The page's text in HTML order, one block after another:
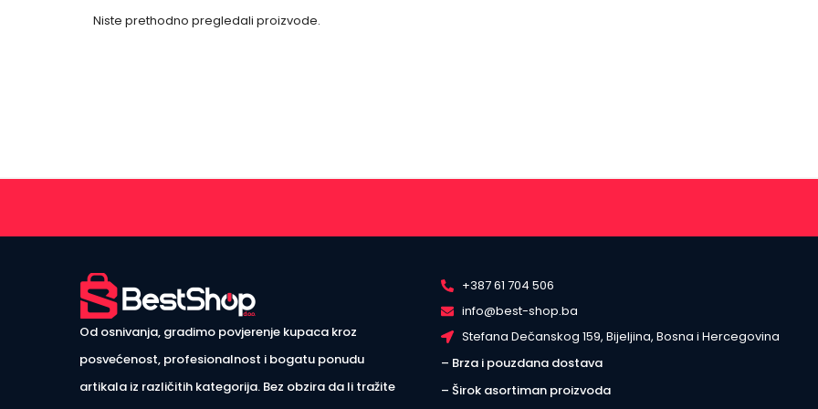
Niste prethodno pregledali proizvode.
Od osnivanja, gradimo povjerenje kupaca kroz
posvećenost, profesionalnost i bogatu ponudu
artikala iz različitih kategorija. Bez obzira da li tražite
+387 61 704 506
info@best-shop.ba
Stefana Dečanskog 159, Bijeljina, Bosna i Hercegovina
– Brza i pouzdana dostava
– Širok asortiman proizvoda